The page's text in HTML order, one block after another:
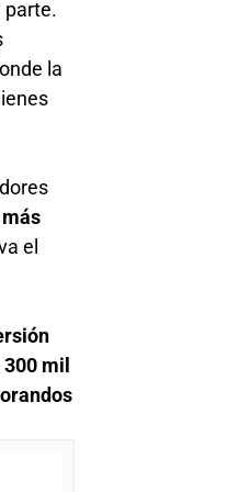
parte.
la
el
mil